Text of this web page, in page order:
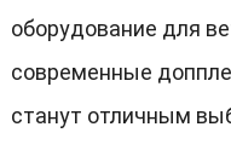
оборудование для
современные
станут отличным